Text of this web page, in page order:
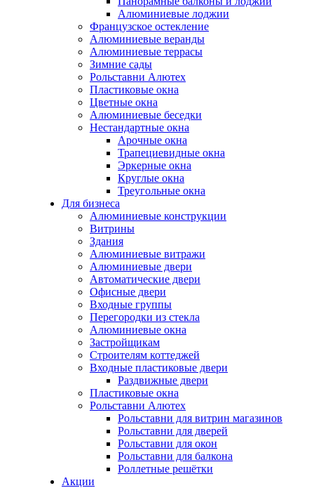
Алюминиевые лоджии
Французское остекление
Алюминиевые веранды
Алюминиевые террасы
Зимние сады
Рольставни Алютех
Пластиковые окна
Цветные окна
Алюминиевые беседки
Нестандартные окна
Арочные окна
Трапециевидные окна
Эркерные окна
Круглые окна
Треугольные окна
Для бизнеса
Алюминиевые конструкции
Витрины
Здания
Алюминиевые витражи
Алюминиевые двери
Автоматические двери
Офисные двери
Входные группы
Перегородки из стекла
Алюминиевые окна
Застройщикам
Строителям коттеджей
Входные пластиковые двери
Раздвижные двери
Пластиковые окна
Рольставни Алютех
Рольставни для витрин магазинов
Рольставни для дверей
Рольставни для окон
Рольставни для балкона
Роллетные решётки
Акции